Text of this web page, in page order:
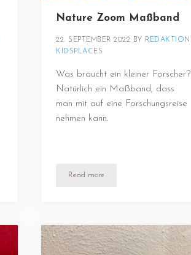
Nature Zoom Maßband
22. SEPTEMBER 2022 BY REDAKTION
KIDSPLACES
Was braucht ein kleiner Forscher?
Natürlich ein Maßband, dass
man mit auf eine Forschungsreise
nehmen kann.
Read moreNature Zoom Maßband